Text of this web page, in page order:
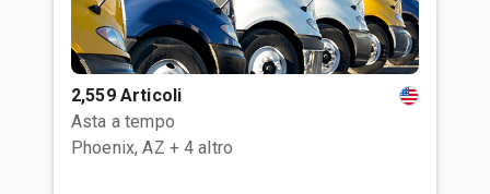
2,559 Articoli
Asta a tempo
Phoenix, AZ + 4 altro